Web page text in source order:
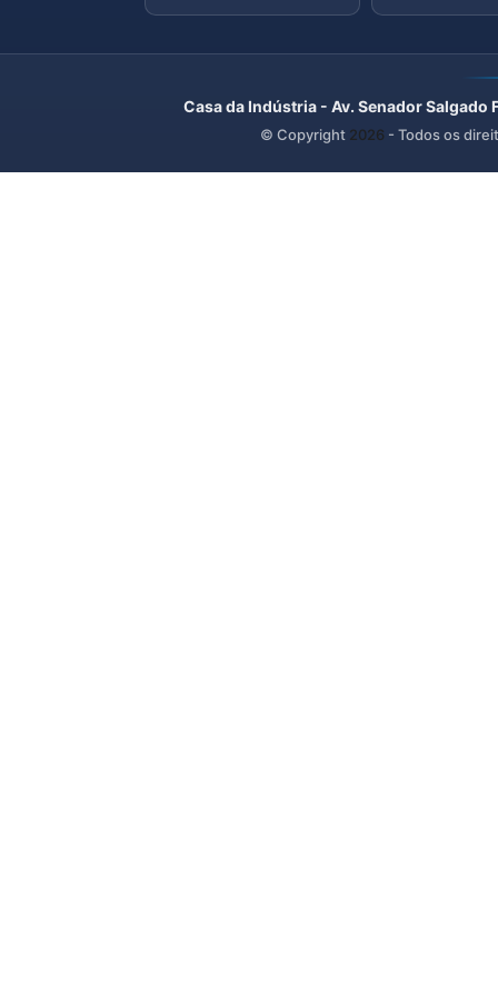
Casa da Indústria - Av. Senador
© Copyright 2026 - Todos os